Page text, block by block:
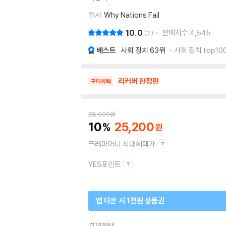
원서 Why Nations Fail
10.0 2 판매지수 4,545
베스트 사회 정치 63위 사회 정치
구매혜택 리커버 한정판
28,000원
10 25,200
크레마머니 최대혜택가
YES포인트
앱 다운 시 1천원 상품권